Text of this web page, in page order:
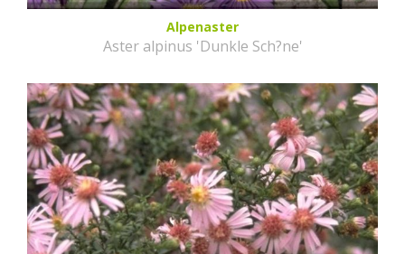
Alpenaster
Aster alpinus 'Dunkle Sch?ne'